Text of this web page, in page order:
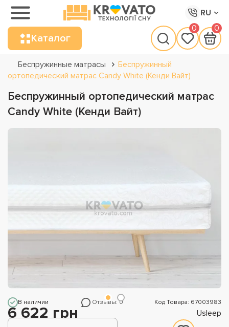
RU
Каталог
0 0
Беспружинные матрасы
Беспружинный
ортопедический матрас Candy White (Кенди Вайт)
Беспружинный ортопедический матрас
Candy White (Кенди Вайт)
В наличии Отзывы: 0 Код Товара: 67003983
6 622 грн Usleep